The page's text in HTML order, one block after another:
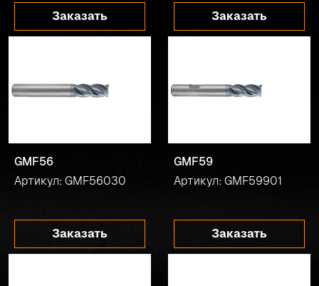
Заказать Заказать
GMF56
Артикул: GMF56030
Заказать
GMF59
Артикул: GMF59901
Заказать